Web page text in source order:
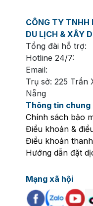
CÔNG TY TNHH
DU LỊCH & XÂY
Tổng đài hỗ trợ:
Hotline 24/7:
Email:
Trụ sở: 225 Trần
Nẵng
Thông tin chung
Chính sách bảo
Điều khoản &
Điều khoản
Hướng dẫn đặt
Mạng xã hội